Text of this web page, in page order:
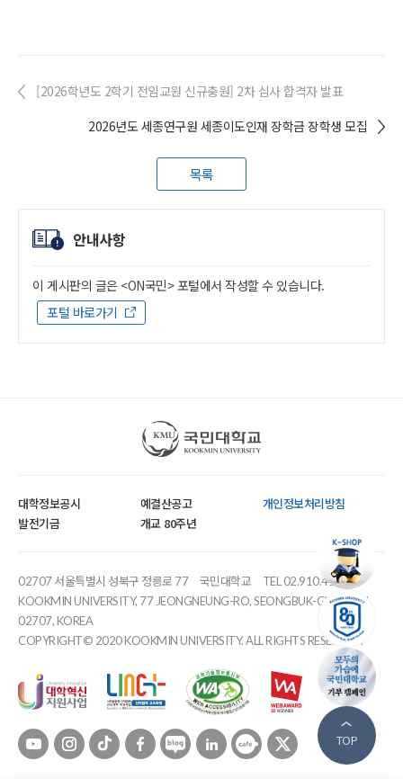
[2026학년도 2학기 전임교원 신규충원] 2차 심사 합격자 발표
2026년도 세종연구원 세종이도인재 장학금 장학생 모집
목록
안내사항
이 게시판의 글은 <ON국민> 포털에서 작성할 수 있습니다.
포털 바로가기
TOP
국민대학교
대학정보공시 예결산공고
개인정보처리방침
발전기금
개교 80주년
02707 서울특별시 성북구 정릉로 77 국민대학교
TEL 02.910.4114
KOOKMIN UNIVERSITY, 77 JEONGNEUNG-RO, SEONGBUK-GU, SEOUL,
02707, KOREA
COPYRIGHT© 2020 KOOKMIN UNIVERSITY. ALL RIGHTS RESERVED.
유튜브 인스타 틱톡 페이스북블로그 링크드인카페 트위터